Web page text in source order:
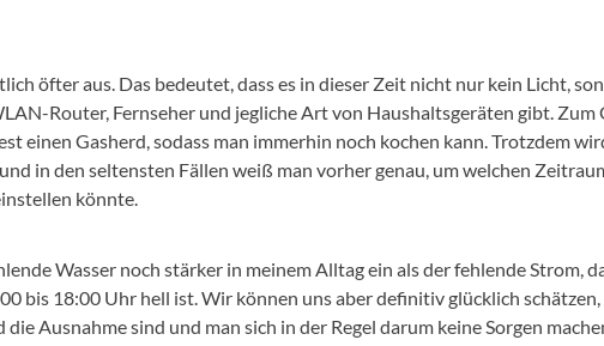
öfter aus. Das bedeutet, dass es in dieser Zeit nicht nur kein Licht,
Router, Fernseher und jegliche Art von Haushaltsgeräten gibt. Zum
einen Gasherd, sodass man immerhin noch kochen kann. Trotzdem
in den seltensten Fällen weiß man vorher genau, um welchen
könnte.
Wasser noch stärker in meinem Alltag ein als der fehlende Strom,
bis 18:00 Uhr hell ist. Wir können uns aber definitiv glücklich schätzen,
Ausnahme sind und man sich in der Regel darum keine Sorgen